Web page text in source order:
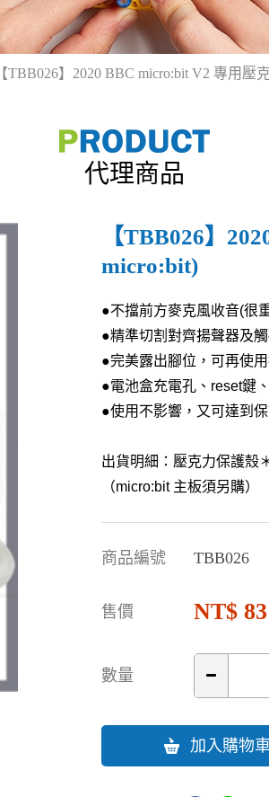
【TBB026】2020 BBC micro:bit V2 專用壓
代理商品
【TBB026】
micro:bit)
●不擋前方麥克風收音(很
●精準切割對齊揚聲器及
●完美露出腳位，可再使
●電池盒充電孔、reset鍵
●使用不影響，又可達到
出貨明細：壓克力保護殼
（micro:bit 主板須另購）
商品編號 TBB026
售價 83
數量
加入購物